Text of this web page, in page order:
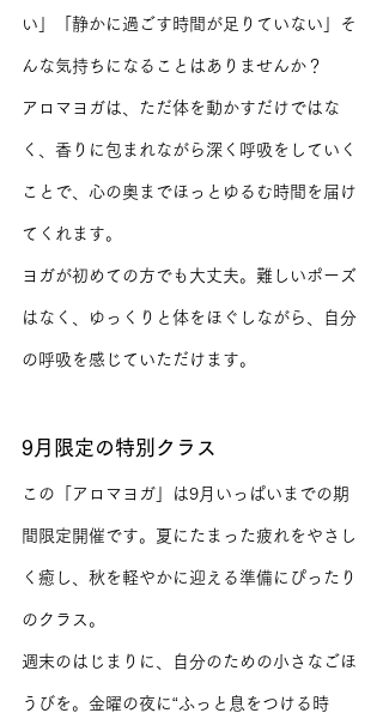
い」「静かに過ごす時間が足りていない」そ
んな気持ちになることはありませんか？
アロマヨガは、ただ体を動かすだけではな
く、香りに包まれながら深く呼吸をしていく
ことで、心の奥までほっとゆるむ時間を届け
てくれます。
ヨガが初めての方でも大丈夫。難しいポーズ
はなく、ゆっくりと体をほぐしながら、自分
の呼吸を感じていただけます。
9月限定の特別クラス
この「アロマヨガ」は9月いっぱいまでの期
間限定開催です。夏にたまった疲れをやさし
く癒し、秋を軽やかに迎える準備にぴったり
のクラス。
週末のはじまりに、自分のための小さなごほ
うびを。金曜の夜に“ふっと息をつける時